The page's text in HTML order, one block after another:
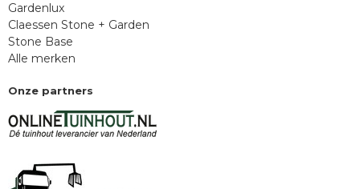
Gardenlux
Claessen Stone + Garden
Stone Base
Alle merken
Onze partners